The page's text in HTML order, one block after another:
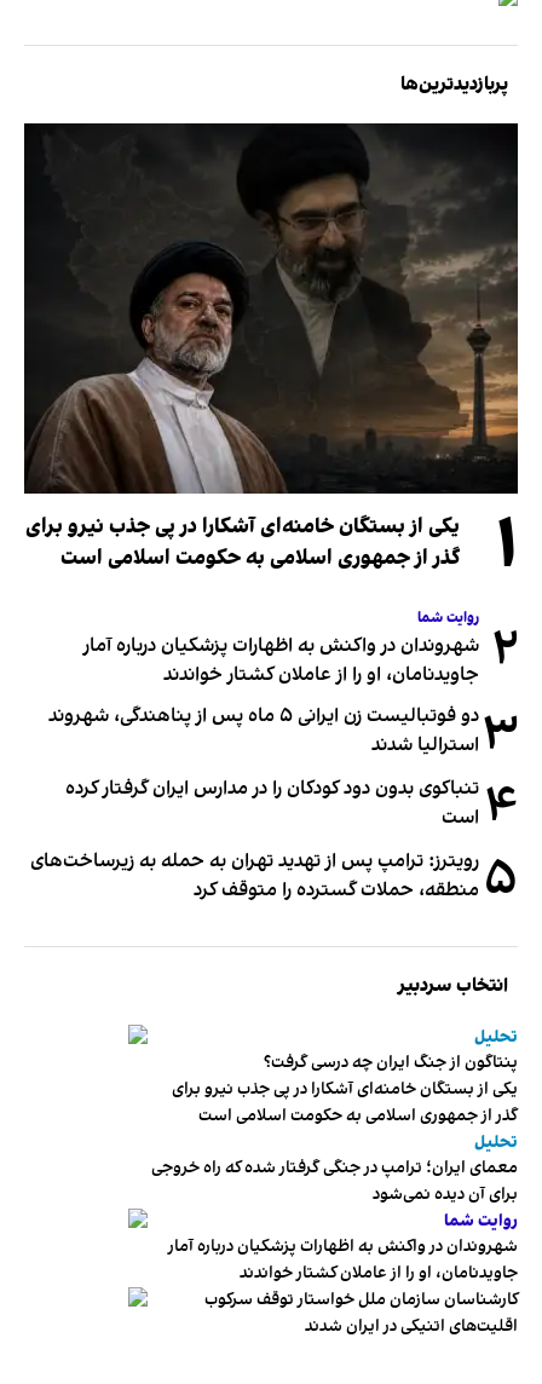
پربازدیدترین‌ها
۱
یکی از بستگان خامنه‌ای آشکارا در پی جذب نیرو برای
گذر از جمهوری اسلامی به حکومت اسلامی است
۲ روایت شما
شهروندان در واکنش به اظهارات پزشکیان درباره آمار
جاویدنامان، او را از عاملان کشتار خواندند
۳
دو فوتبالیست زن ایرانی ۵ ماه پس از پناهندگی، شهروند
استرالیا شدند
۴ تنباکوی بدون دود کودکان را در مدارس ایران گرفتار کرده
است
۵ رویترز: ترامپ پس از تهدید تهران به حمله به زیرساخت‌های
منطقه، حملات گسترده را متوقف کرد
انتخاب سردبیر
تحلیل
پنتاگون از جنگ ایران چه درسی گرفت؟
یکی از بستگان خامنه‌ای آشکارا در پی جذب نیرو برای
گذر از جمهوری اسلامی به حکومت اسلامی است
تحلیل
معمای ایران؛ ترامپ در جنگی گرفتار شده که راه خروجی
برای آن دیده نمی‌شود
روایت شما
شهروندان در واکنش به اظهارات پزشکیان درباره آمار
جاویدنامان، او را از عاملان کشتار خواندند
کارشناسان سازمان ملل خواستار توقف سرکوب
اقلیت‌های اتنیکی در ایران شدند